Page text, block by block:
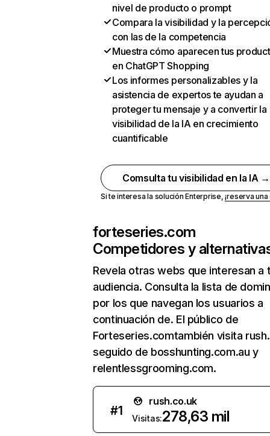
nivel de producto o prompt
Compara la visibilidad y la
con las de la competencia
Muestra cómo aparecen tus
en ChatGPT Shopping
Los informes personalizables y la
asistencia de expertos te ayudan a
proteger tu mensaje y a convertir la
visibilidad de la IA en crecimiento
cuantificable
Comsulta tu visibilidad en la IA →
Si te interesa la solución Enterprise,¡reserva
forteseries.com
Competidores y
Revela otras webs que interesan a
audiencia. Consulta la lista de
por los que navegan los usuarios a
continuación de. El público de
Forteseries.comtambién visita
seguido de bosshunting.com.au y
relentlessgrooming.com.
#1
rush.co.uk
Visitas:278,63 mil